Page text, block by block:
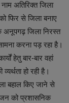
अतिरिक्त जिला
फिर से जिला बनाए
अनूपगढ़ जिला निरस्त
करना पड़ रहा है।
हेतु बार-बार वहां
हो रही है।
बहाल किए जाने से
को प्रशासनिक